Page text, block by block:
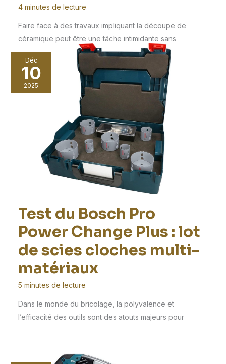
4 minutes de lecture
Faire face à des travaux impliquant la découpe de
céramique peut être une tâche intimidante sans
Déc
10
2025
Test du Bosch Pro
Power Change Plus : lot
de scies cloches multi-
matériaux
5 minutes de lecture
Dans le monde du bricolage, la polyvalence et
l’efficacité des outils sont des atouts majeurs pour